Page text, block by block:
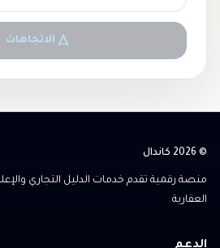
الاتجاهات
© 2026 كاندال
منصة رقمية تقدم خدمات الدليل التجاري
العقارية